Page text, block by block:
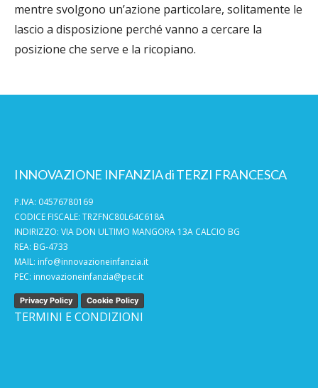
mentre svolgono un’azione particolare, solitamente le
lascio a disposizione perché vanno a cercare la
posizione che serve e la ricopiano.
INNOVAZIONE INFANZIA di TERZI FRANCESCA
P.IVA: 04576780169
CODICE FISCALE: TRZFNC80L64C618A
INDIRIZZO: VIA DON ULTIMO MANGORA 13A CALCIO BG
REA: BG-4733
MAIL: info@innovazioneinfanzia.it
PEC: innovazioneinfanzia@pec.it
Privacy Policy Cookie Policy
TERMINI E CONDIZIONI